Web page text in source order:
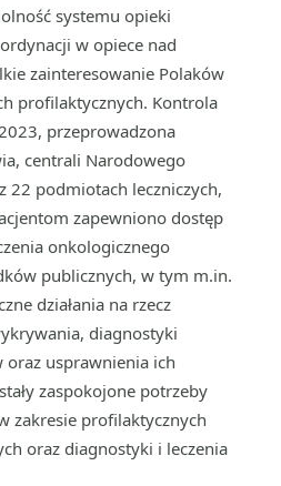
systemu opieki
w opiece nad
zainteresowanie Polaków
profilaktycznych. Kontrola
przeprowadzona
centrali Narodowego
22 podmiotach leczniczych,
zapewniono dostęp
onkologicznego
publicznych, w tym m.in.
działania na rzecz
diagnostyki
usprawnienia ich
zaspokojone potrzeby
zakresie profilaktycznych
oraz diagnostyki i leczenia